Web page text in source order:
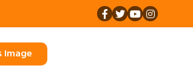
Events Image